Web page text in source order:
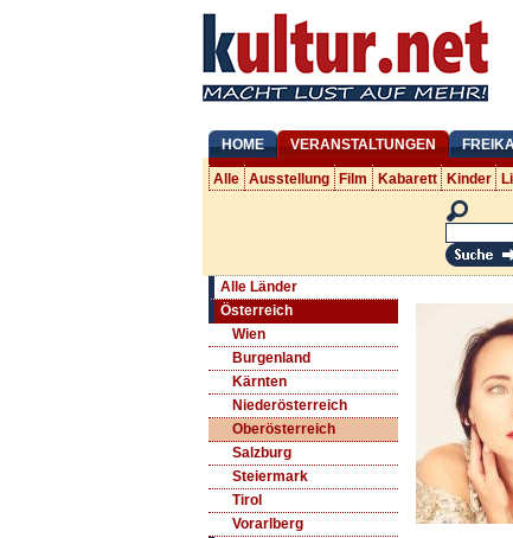
HOME VERANSTALTUNGEN
Alle Ausstellung Film Kabarett Kinder
Alle Länder
Österreich
Wien
Burgenland
Kärnten
Niederösterreich
Oberösterreich
Salzburg
Steiermark
Tirol
Vorarlberg